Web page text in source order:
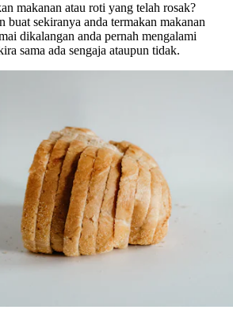
makanan atau roti yang telah rosak?
buat sekiranya anda termakan makanan
dikalangan anda pernah mengalami
sama ada sengaja ataupun tidak.